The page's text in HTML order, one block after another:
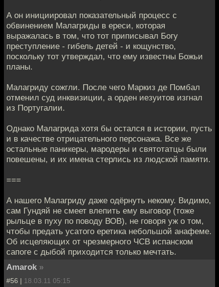
А он инициировал показательный процесс с
обвинением Малагриды в ереси, которая
выражалась в том, что тот приписывал Богу
преступление - гибель детей - и кощунство,
поскольку тот утверждал, что ему известны Божьи
планы.
Малагриду сожгли. После чего Маркиз де Помбал
отменил суд инквизиции, а орден иезуитов изгнал
из Португалии.
Однако Малагрида хотя бы остался в истории, пусть
и в качестве отрицательного персонажа. Все же
остальные паникеры, мародеры и святотатцы были
повешены, и их имена стерлись из людской памяти.
===
А нашего Малагриду даже одёрнуть некому. Видимо,
сам Гундяй не смеет влепить ему выговор (тоже
рыльце в пуху по поводу ВОВ), не говоря уж о том,
чтобы предать усатого еретика небольшой анафеме.
Об исцеляющих от чрезмерного ЧСВ испанском
сапоге с дыбой приходится только мечтать.
Amarok »
#56 | 18.03.11 05:15